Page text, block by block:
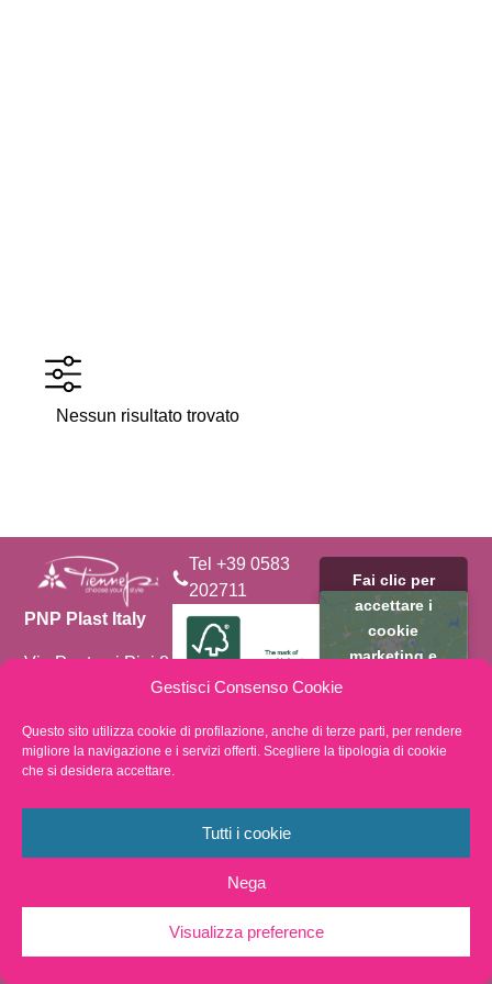
Gestisci Consenso Cookie
Questo sito utilizza cookie di profilazione, anche di terze parti, per rendere
migliore la navigazione e i servizi offerti. Scegliere la tipologia di cookie
che si desidera accettare.
Tutti i cookie
Nega
Visualizza preference
Nessun risultato trovato
PNP Plast Italy
Via Ponte ai Pini 8
Spianate
Altopascio
Lucca – ITALIA
Fai clic per
accettare i
cookie
marketing e
abilitare questo
By choosing
products you
support
forest supply
Privacy Policy
Tel +39 0583
202711